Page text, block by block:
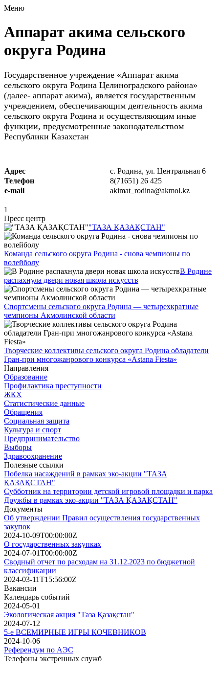
Меню
Аппарат акима сельского
округа Родина
Государственное учреждение «Аппарат акима
сельского округа Родина Целиноградского района»
(далее- аппарат акима), является государственным
учреждением, обеспечивающим деятельность акима
сельского округа Родина и осуществляющим иные
функции, предусмотренные законодательством
Республики Казахстан
Адрес
c. Родина, ул. Центральная 6
Телефон
8(71651) 26 425
e-mail
akimat_rodina@akmol.kz
1
Пресс центр
"ТАЗА ҚАЗАҚСТАН"
Команда сельского округа Родина - снова чемпионы по
волейболу
В Родине
распахнула двери новая школа искусств
Спортсмены сельского округа Родина — четырехкратные
чемпионы Акмолинской области
Творческие коллективы сельского округа Родина обладатели
Гран-при многожанрового конкурса «Astana Fiesta»
Направления
Образование
Профилактика преступности
ЖКХ
Статистические данные
Обращения
Социальная защита
Культура и спорт
Предпринимательство
Выборы
Здравоохранение
Полезные ссылки
Побелка насаждений в рамках эко-акции "ТАЗА
ҚАЗАҚСТАН"
Субботник на территории детской игровой площадки и парка
Дружбы в рамках эко-акции "ТАЗА ҚАЗАҚСТАН"
Документы
Об утверждении Правил осуществления государственных
закупок
2024-10-09T00:00:00Z
О государственных закупках
2024-07-01T00:00:00Z
Сводный отчет по расходам на 31.12.2023 по бюджетной
классификации
2024-03-11T15:56:00Z
Вакансии
Календарь событий
2024-05-01
Экологическая акция "Таза Қазақстан"
2024-07-12
5-е ВСЕМИРНЫЕ ИГРЫ КОЧЕВНИКОВ
2024-10-06
Референдум по АЭС
Телефоны экстренных служб